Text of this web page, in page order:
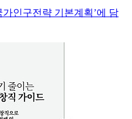
가인구전략 기본계획’에 담